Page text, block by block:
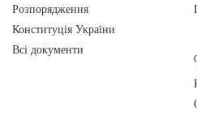
Розпорядження
Конституція України
Всі документи